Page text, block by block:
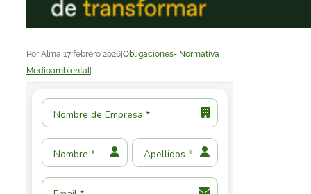
Por Alma|17 febrero 2026|Obligaciones- Normativa
Medioambiental |